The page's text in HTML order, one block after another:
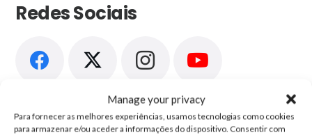
Manage your privacy
Para fornecer as melhores experiências, usamos tecnologias como cookies
para armazenar e/ou aceder a informações do dispositivo. Consentir com
Redes Sociais
Envie-me uma mensagem